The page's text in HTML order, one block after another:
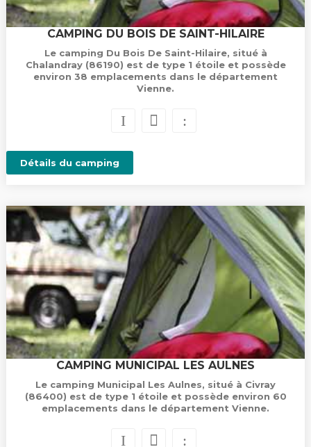
CAMPING DU BOIS DE SAINT-HILAIRE
Le camping Du Bois De Saint-Hilaire, situé à
Chalandray (86190) est de type 1 étoile et possède
environ 38 emplacements dans le département
Vienne.
Détails du camping
CAMPING MUNICIPAL LES AULNES
Le camping Municipal Les Aulnes, situé à Civray
(86400) est de type 1 étoile et possède environ 60
emplacements dans le département Vienne.